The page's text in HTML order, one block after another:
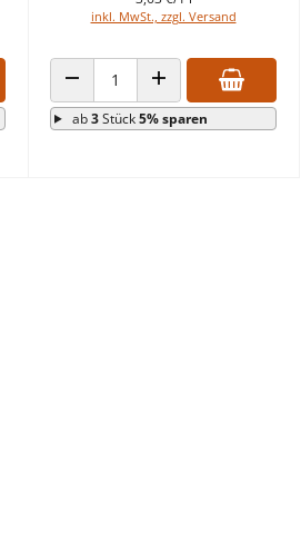
inkl. MwSt., zzgl. Versand
ANZAHL VERRINGERNANZAHL ERHÖHEN
ab3Stück5% sparen